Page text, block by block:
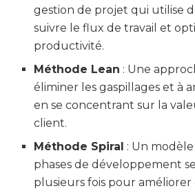
gestion de projet qui utilise
suivre le flux de travail et
productivité.
Méthode Lean : Une
éliminer les gaspillages et à
en se concentrant sur la
client.
Méthode Spiral : Un
phases de développement
plusieurs fois pour